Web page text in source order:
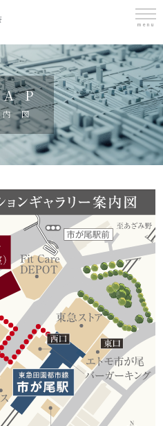
menu
menu
内図